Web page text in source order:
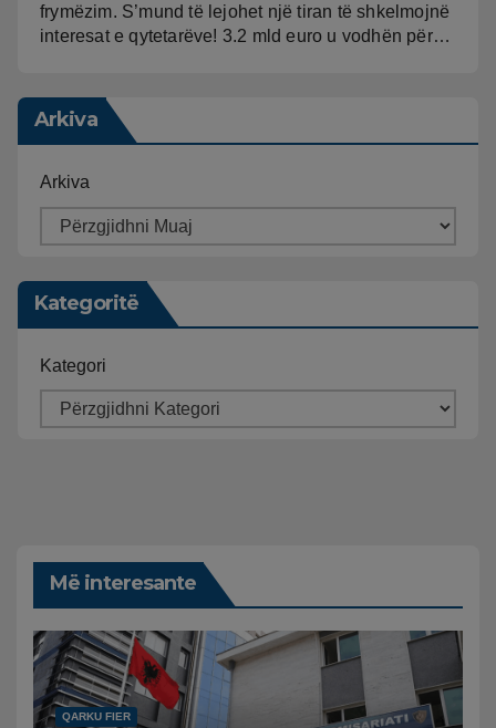
frymëzim. S’mund të lejohet një tiran të shkelmojnë
interesat e qytetarëve! 3.2 mld euro u vodhën për…
Arkiva
Arkiva
Kategoritë
Kategori
Më interesante
QARKU FIER